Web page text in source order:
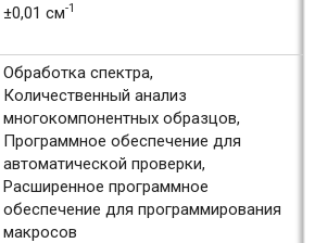
±0,01 см-1
Обработка спектра,
Количественный анализ
многокомпонентных образцов,
Программное обеспечение для
автоматической проверки,
Расширенное программное
обеспечение для программирования
макросов